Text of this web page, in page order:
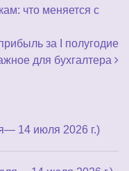
что меняется с
за I полугодие
для бухгалтера
14 июля 2026 г.)